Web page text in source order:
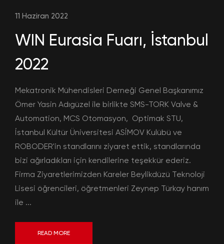
11 Haziran 2022
WIN Eurasia Fuarı, İstanbul
2022
Mekatronik Mühendisleri Derneği Genel Başkanımız
Ömer Yasin Adıgüzel ile birlikte SMS-TORK Valve &
Automation, MCS Otomasyon, Optimak STU,
İstanbul Kültür Üniversitesi ASİMOV Kulübü ve
ROBODER'in standlarını ziyaret ettik, standlarında
bizi ağırladıkları için kendilerine teşekkür ederiz.
Firma Ziyaretlerimizden Kareler Beylikdüzü Teknoloji
Lisesi öğrencileri, öğretmenleri Zeynep Türkay hanım
ile ...
READ MORE